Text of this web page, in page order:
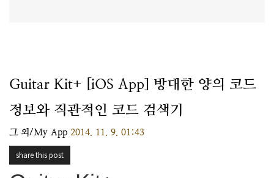
Guitar Kit+ [iOS App] 방대한 양의 코드
정보와 직관적인 코드 검색기
그 외/My App 2014. 11. 9. 01:43
share this post